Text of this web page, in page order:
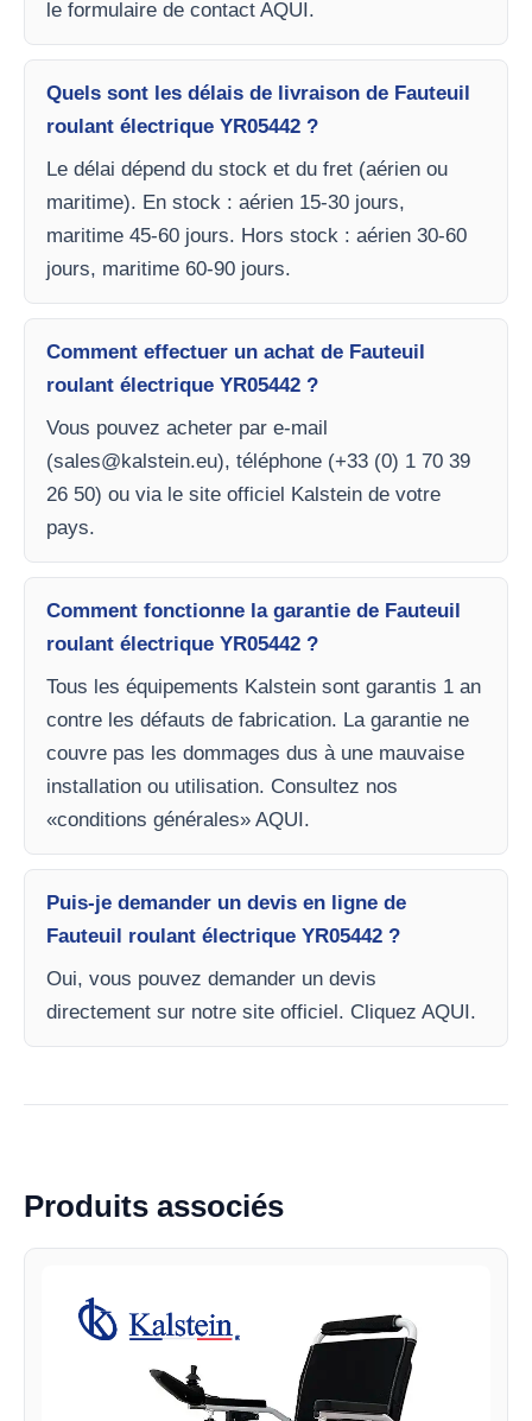
le formulaire de contact AQUI.
Quels sont les délais de livraison de Fauteuil
roulant électrique YR05442 ?
Le délai dépend du stock et du fret (aérien ou
maritime). En stock : aérien 15-30 jours,
maritime 45-60 jours. Hors stock : aérien 30-60
jours, maritime 60-90 jours.
Comment effectuer un achat de Fauteuil
roulant électrique YR05442 ?
Vous pouvez acheter par e-mail
(sales@kalstein.eu), téléphone (+33 (0) 1 70 39
26 50) ou via le site officiel Kalstein de votre
pays.
Comment fonctionne la garantie de Fauteuil
roulant électrique YR05442 ?
Tous les équipements Kalstein sont garantis 1 an
contre les défauts de fabrication. La garantie ne
couvre pas les dommages dus à une mauvaise
installation ou utilisation. Consultez nos
«conditions générales» AQUI.
Puis-je demander un devis en ligne de
Fauteuil roulant électrique YR05442 ?
Oui, vous pouvez demander un devis
directement sur notre site officiel. Cliquez AQUI.
Produits associés